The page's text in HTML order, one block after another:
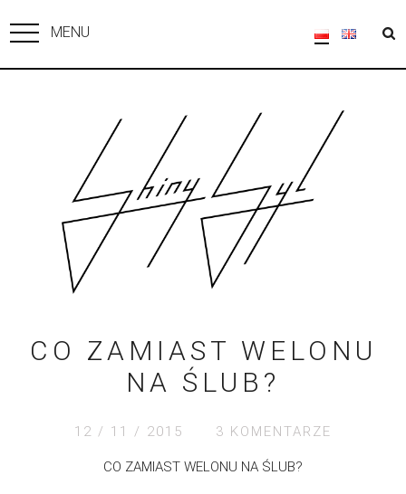
MENU
CO ZAMIAST WELONU
NA ŚLUB?
12 / 11 / 2015 3 KOMENTARZE
CO ZAMIAST WELONU NA ŚLUB?